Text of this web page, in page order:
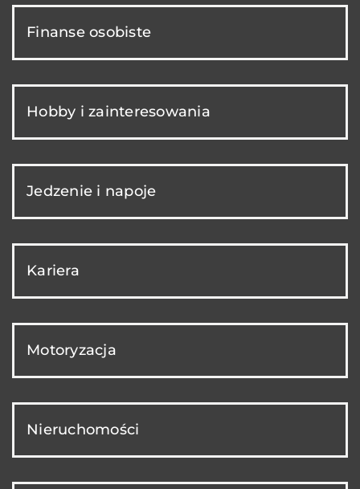
Finanse osobiste
Hobby i zainteresowania
Jedzenie i napoje
Kariera
Motoryzacja
Nieruchomości